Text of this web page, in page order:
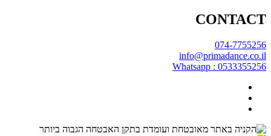
CONTACT
074-7755256
info@primadance.co.il
Whatsapp : 0533355256